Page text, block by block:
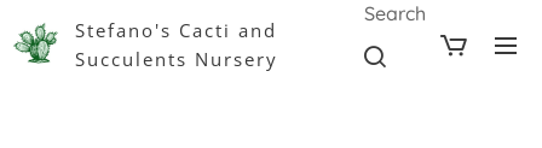
Stefano's Cacti and
Succulents Nursery
Search